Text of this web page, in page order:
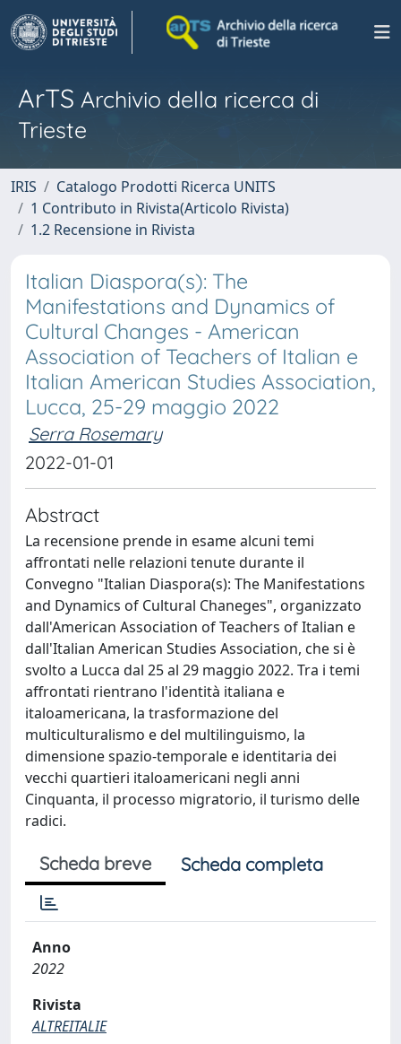
ArTS Archivio della ricerca di
Trieste
IRIS
Catalogo Prodotti Ricerca UNITS
1 Contributo in Rivista(Articolo Rivista)
1.2 Recensione in Rivista
Italian Diaspora(s): The
Manifestations and Dynamics of
Cultural Changes - American
Association of Teachers of Italian e
Italian American Studies Association,
Lucca, 25-29 maggio 2022
Serra Rosemary
2022-01-01
Abstract
La recensione prende in esame alcuni temi
affrontati nelle relazioni tenute durante il
Convegno "Italian Diaspora(s): The Manifestations
and Dynamics of Cultural Chaneges", organizzato
dall'American Association of Teachers of Italian e
dall'Italian American Studies Association, che si è
svolto a Lucca dal 25 al 29 maggio 2022. Tra i temi
affrontati rientrano l'identità italiana e
italoamericana, la trasformazione del
multiculturalismo e del multilinguismo, la
dimensione spazio-temporale e identitaria dei
vecchi quartieri italoamericani negli anni
Cinquanta, il processo migratorio, il turismo delle
radici.
Scheda breve Scheda completa
Anno
2022
Rivista
ALTREITALIE